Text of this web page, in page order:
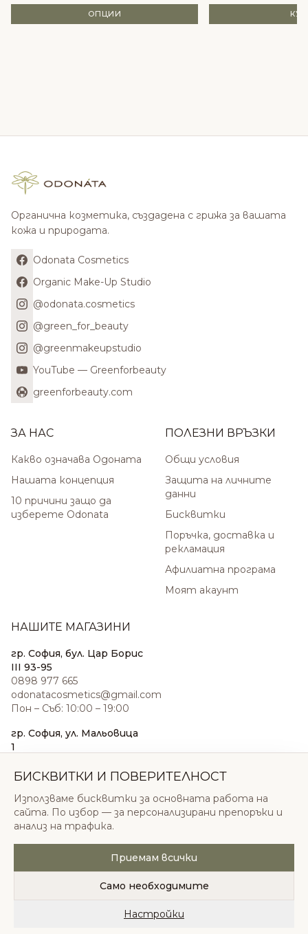
ОПЦИИ
Органична козметика, създадена с грижа за вашата
кожа и природата.
Odonata Cosmetics
Organic Make-Up Studio
@odonata.cosmetics
@green_for_beauty
@greenmakeupstudio
YouTube — Greenforbeauty
greenforbeauty.com
ЗА НАС
Какво означава Одоната
Нашата концепция
10 причини защо да
изберете Odonata
ПОЛЕЗНИ ВРЪЗКИ
Общи условия
Защита на личните
данни
Бисквитки
Поръчка, доставка и
рекламация
Афилиатна програма
Моят акаунт
НАШИТЕ МАГАЗИНИ
гр. София, бул. Цар Борис
III 93-95
0898 977 665
odonatacosmetics@gmail.com
Пон – Съб: 10:00 – 19:00
гр. София, ул. Мальовица
1
sales@odonatacosmetics.com
Нед: 11:00 – 18:00
© 2026 Одоната Козметикс ООД. Всички права
запазени.
Политика за поверителностОбщи условия
БИСКВИТКИ И ПОВЕРИТЕЛНОСТ
Използваме бисквитки за основната работа на
сайта. По избор — за персонализирани препоръки и
анализ на трафика.
Приемам всички
Само необходимите
Настройки